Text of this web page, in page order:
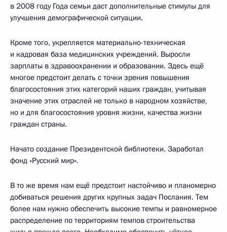
в 2008 году Года семьи даст дополнительные стимулы для
улучшения демографической ситуации.
Кроме того, укрепляется материально-техническая
и кадровая база медицинских учреждений. Выросли
зарплаты в здравоохранении и образовании. Здесь ещё
многое предстоит делать с точки зрения повышения
благосостояния этих категорий наших граждан, учитывая
значение этих отраслей не только в народном хозяйстве,
но и для благосостояния уровня жизни, качества жизни
граждан страны.
Начато создание Президентской библиотеки. Заработал
фонд «Русский мир».
В то же время нам ещё предстоит настойчиво и планомерно
добиваться решения других крупных задач Послания. Тем
более нам нужно обеспечить высокие темпы и равномерное
распределение по территориям темпов строительства